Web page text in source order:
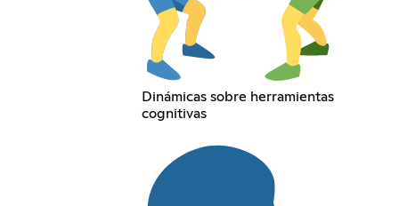
Dinámicas sobre herramientas
cognitivas